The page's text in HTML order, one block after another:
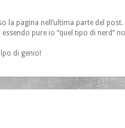
la pagina nell’ultima parte del
pure io “quel tipo di nerd”
di genio!